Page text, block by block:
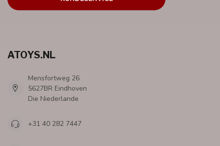
ATOYS.NL
Mensfortweg 26
5627BR Eindhoven
Die Niederlande
+31 40 282 7447